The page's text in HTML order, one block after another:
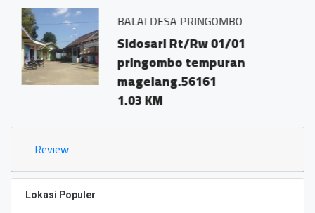
BALAI DESA PRINGOMBO
Sidosari Rt/Rw 01/01
pringombo tempuran
magelang.56161
1.03 KM
Review
Lokasi Populer